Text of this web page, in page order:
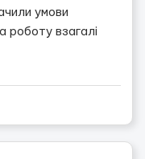
умови
роботу взагалі